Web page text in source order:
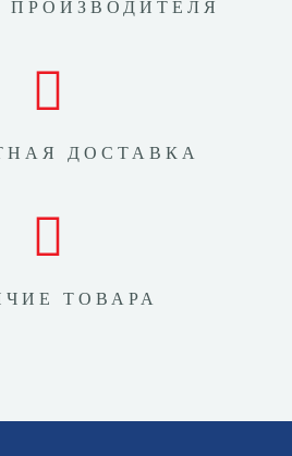
ПРОИЗВОДИТЕЛЯ
ДОСТАВКА
ТОВАРА